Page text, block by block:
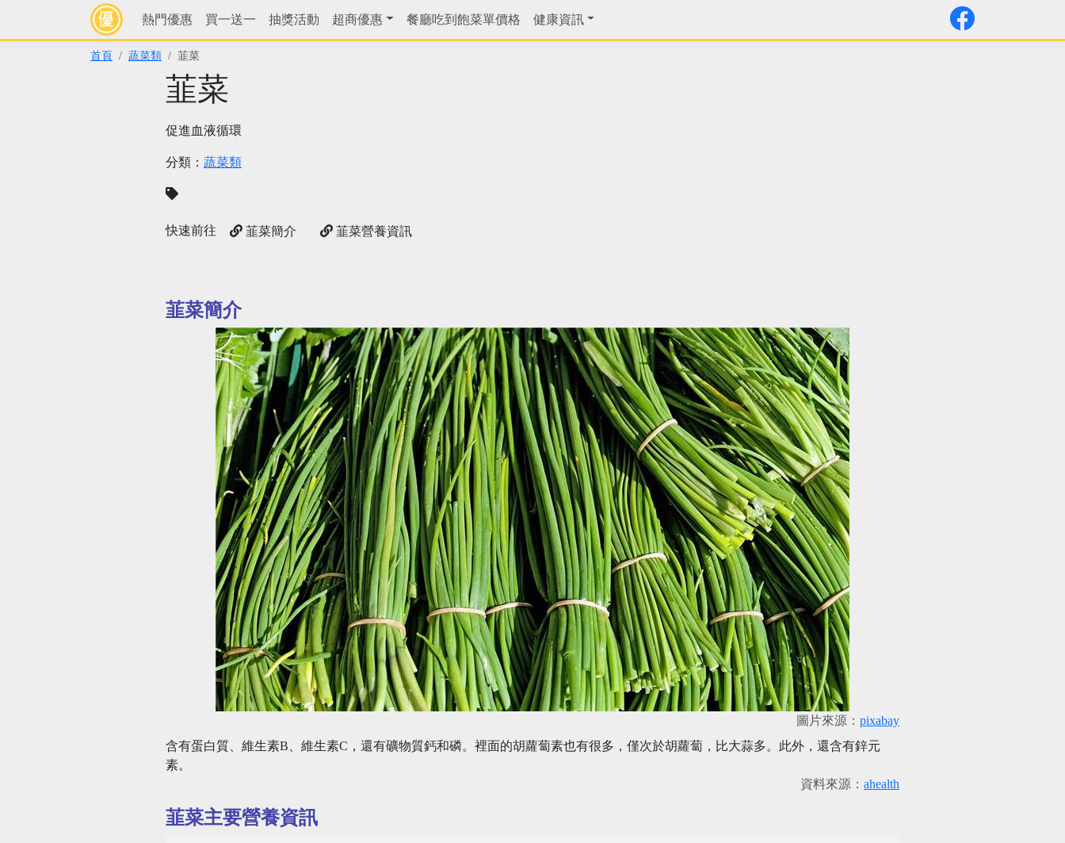
熱門優惠 買一送一 抽獎活動 超商優惠 餐廳吃到飽菜單價格 健康資訊
首頁 蔬菜類 韮菜
韮菜
促進血液循環
分類： 蔬菜類
快速前往 韮菜簡介 韮菜營養資訊
韮菜簡介
圖片來源： pixabay
含有蛋白質、維生素B、維生素C，還有礦物質鈣和磷。裡面的胡蘿蔔素也有很多，僅次於胡蘿蔔，比大蒜多。此外，還含有鋅元
素。
資料來源： ahealth
韮菜主要營養資訊